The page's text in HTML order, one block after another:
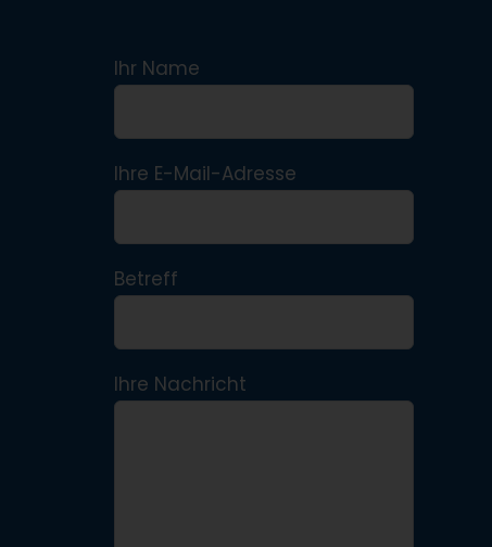
Ihr Name
Ihre E-Mail-Adresse
Betreff
Ihre Nachricht